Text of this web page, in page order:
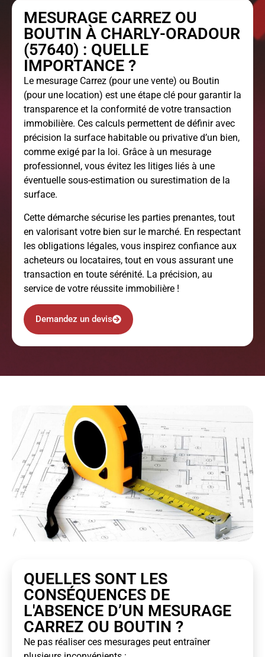
MESURAGE CARREZ OU
BOUTIN À CHARLY-ORADOUR
(57640) : QUELLE
IMPORTANCE ?
Le mesurage Carrez (pour une vente) ou Boutin
(pour une location) est une étape clé pour garantir la
transparence et la conformité de votre transaction
immobilière. Ces calculs permettent de définir avec
précision la surface habitable ou privative d’un bien,
comme exigé par la loi. Grâce à un mesurage
professionnel, vous évitez les litiges liés à une
éventuelle sous-estimation ou surestimation de la
surface.
Cette démarche sécurise les parties prenantes, tout
en valorisant votre bien sur le marché. En respectant
les obligations légales, vous inspirez confiance aux
acheteurs ou locataires, tout en vous assurant une
transaction en toute sérénité. La précision, au
service de votre réussite immobilière !
Demandez un devis
QUELLES SONT LES
CONSÉQUENCES DE
L'ABSENCE D’UN MESURAGE
CARREZ OU BOUTIN ?
Ne pas réaliser ces mesurages peut entraîner